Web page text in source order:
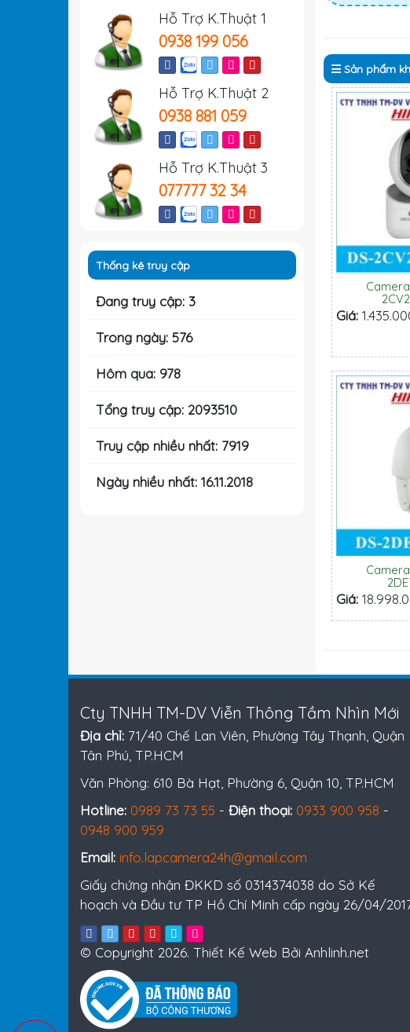
Sản phẩm
Giá:
Giá:
Hỗ Trợ K.Thuật 1
0938 199 056
Hỗ Trợ K.Thuật 2
0938 881 059
Hỗ Trợ K.Thuật 3
077777 32 34
Thống kê truy cập
Đang truy cập: 3
Trong ngày: 576
Hôm qua: 978
Tổng truy cập: 2093510
Truy cập nhiều nhất: 7919
Ngày nhiều nhất: 16.11.2018
Cty TNHH TM-DV Viễn Thông Tầm Nhìn Mới
Địa chỉ: 71/40 Chế Lan Viên, Phường Tây Thạnh, Quận
Tân Phú, TP.HCM
Văn Phòng: 610 Bà Hạt, Phường 6, Quận 10, TP.HCM
Hotline: 0989 73 73 55 - Điện thoại: 0933 900 958 -
0948 900 959
Email: info.lapcamera24h@gmail.com
Giấy chứng nhận ĐKKD số 0314374038 do Sở Kế
hoạch và Đầu tư TP Hồ Chí Minh cấp ngày 26/04/
© Copyright 2026. Thiết Kế Web Bởi Anhlinh.net